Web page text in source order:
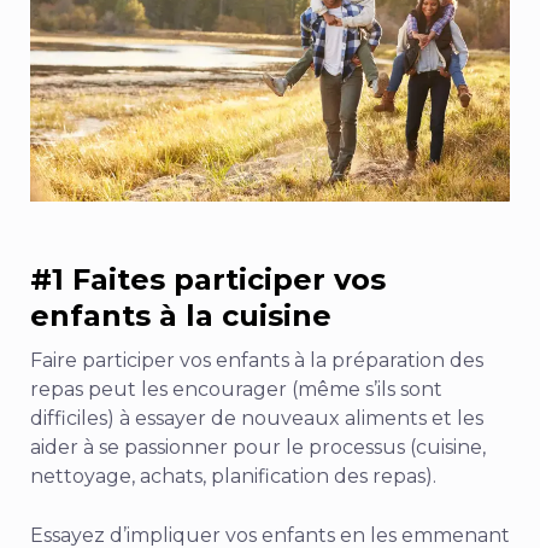
#1 Faites participer vos
enfants à la cuisine
Faire participer vos enfants à la préparation des
repas peut les encourager (même s’ils sont
difficiles) à essayer de nouveaux aliments et les
aider à se passionner pour le processus (cuisine,
nettoyage, achats, planification des repas).
Essayez d’impliquer vos enfants en les emmenant